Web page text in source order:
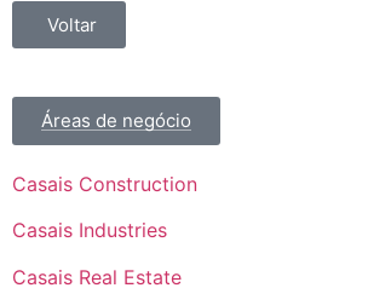
Voltar
Áreas de negócio
Casais Construction
Casais Industries
Casais Real Estate